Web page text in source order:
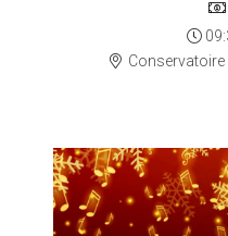
Conservatoire